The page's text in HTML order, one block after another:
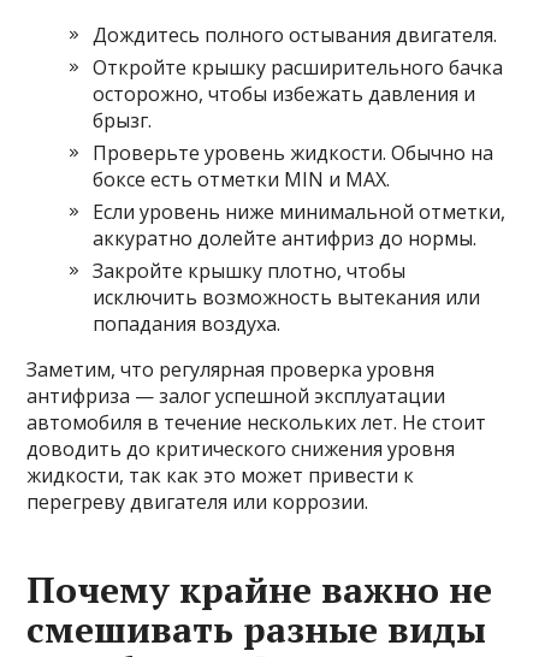
Дождитесь полного остывания двигателя.
Откройте крышку расширительного бачка
осторожно, чтобы избежать давления и
брызг.
Проверьте уровень жидкости. Обычно на
боксе есть отметки MIN и MAX.
Если уровень ниже минимальной отметки,
аккуратно долейте антифриз до нормы.
Закройте крышку плотно, чтобы
исключить возможность вытекания или
попадания воздуха.
Заметим, что регулярная проверка уровня
антифриза — залог успешной эксплуатации
автомобиля в течение нескольких лет. Не стоит
доводить до критического снижения уровня
жидкости, так как это может привести к
перегреву двигателя или коррозии.
Почему крайне важно не
смешивать разные виды